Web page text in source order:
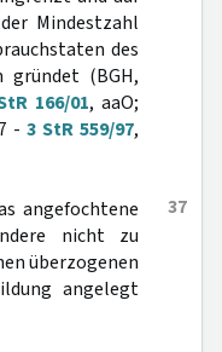
Mindestzahl
des
gründet (BGH,
166/01, aaO;
- 3 StR 559/97,
37
angefochtene
nicht zu
überzogenen
angelegt